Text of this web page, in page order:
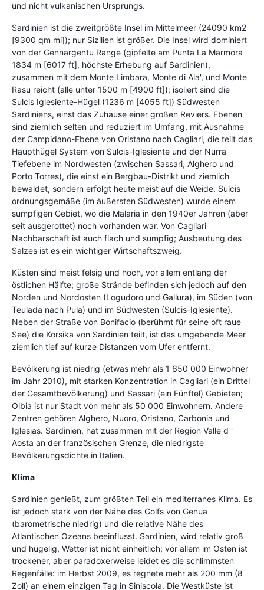
und nicht vulkanischen Ursprungs.
Sardinien ist die zweitgrößte Insel im Mittelmeer (24090 km2
[9300 qm mi]); nur Sizilien ist größer. Die Insel wird dominiert
von der Gennargentu Range (gipfelte am Punta La Marmora
1834 m [6017 ft], höchste Erhebung auf Sardinien),
zusammen mit dem Monte Limbara, Monte di Ala', und Monte
Rasu reicht (alle unter 1500 m [4900 ft]); isoliert sind die
Sulcis Iglesiente-Hügel (1236 m [4055 ft]) Südwesten
Sardiniens, einst das Zuhause einer großen Reviers. Ebenen
sind ziemlich selten und reduziert im Umfang, mit Ausnahme
der Campidano-Ebene von Oristano nach Cagliari, die teilt das
Haupthügel System von Sulcis-Iglesiente und der Nurra
Tiefebene im Nordwesten (zwischen Sassari, Alghero und
Porto Torres), die einst ein Bergbau-Distrikt und ziemlich
bewaldet, sondern erfolgt heute meist auf die Weide. Sulcis
ordnungsgemäße (im äußersten Südwesten) wurde einem
sumpfigen Gebiet, wo die Malaria in den 1940er Jahren (aber
seit ausgerottet) noch vorhanden war. Von Cagliari
Nachbarschaft ist auch flach und sumpfig; Ausbeutung des
Salzes ist es ein wichtiger Wirtschaftszweig.
Küsten sind meist felsig und hoch, vor allem entlang der
östlichen Hälfte; große Strände befinden sich jedoch auf den
Norden und Nordosten (Logudoro und Gallura), im Süden (von
Teulada nach Pula) und im Südwesten (Sulcis-Iglesiente).
Neben der Straße von Bonifacio (berühmt für seine oft raue
See) die Korsika von Sardinien teilt, ist das umgebende Meer
ziemlich tief auf kurze Distanzen vom Ufer entfernt.
Bevölkerung ist niedrig (etwas mehr als 1 650 000 Einwohner
im Jahr 2010), mit starken Konzentration in Cagliari (ein Drittel
der Gesamtbevölkerung) und Sassari (ein Fünftel) Gebieten;
Olbia ist nur Stadt von mehr als 50 000 Einwohnern. Andere
Zentren gehören Alghero, Nuoro, Oristano, Carbonia und
Iglesias. Sardinien, hat zusammen mit der Region Valle d '
Aosta an der französischen Grenze, die niedrigste
Bevölkerungsdichte in Italien.
Klima
Sardinien genießt, zum größten Teil ein mediterranes Klima. Es
ist jedoch stark von der Nähe des Golfs von Genua
(barometrische niedrig) und die relative Nähe des
Atlantischen Ozeans beeinflusst. Sardinien, wird relativ groß
und hügelig, Wetter ist nicht einheitlich; vor allem im Osten ist
trockener, aber paradoxerweise leidet es die schlimmsten
Regenfälle: im Herbst 2009, es regnete mehr als 200 mm (8
Zoll) an einem einzigen Tag in Siniscola. Die Westküste ist